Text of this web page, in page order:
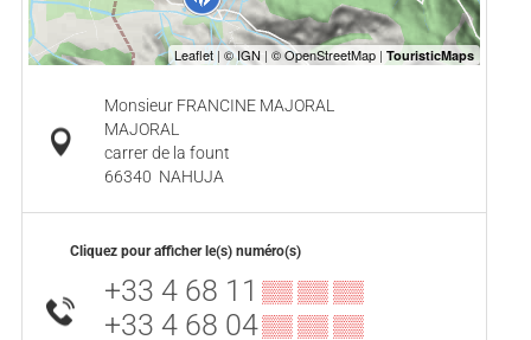
Monsieur FRANCINE MAJORAL
MAJORAL
carrer de la fount
66340 NAHUJA
Cliquez pour afficher le(s) numéro(s)
+33 4 68 11 ▒▒ ▒▒ ▒▒
+33 4 68 04▒▒ ▒▒ ▒▒